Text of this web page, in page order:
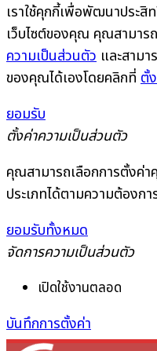
เราใช้คุกกี้เพื่อพัฒนาประสิ
เว็บไซต์ของคุณ คุณสามาร
ความเป็นส่วนตัว และสาม
ของคุณได้เองโดยคลิกที่ ตั้
ยอมรับ
ตั้งค่าความเป็นส่วนตัว
คุณสามารถเลือกการตั้งค่
ประเภทได้ตามความต้องก
ยอมรับทั้งหมด
จัดการความเป็นส่วนตัว
เปิดใช้งานตลอด
บันทึกการตั้งค่า